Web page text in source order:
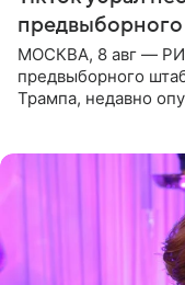
МОСКВА, 8 авг —
предвыборного
Трампа, недавно